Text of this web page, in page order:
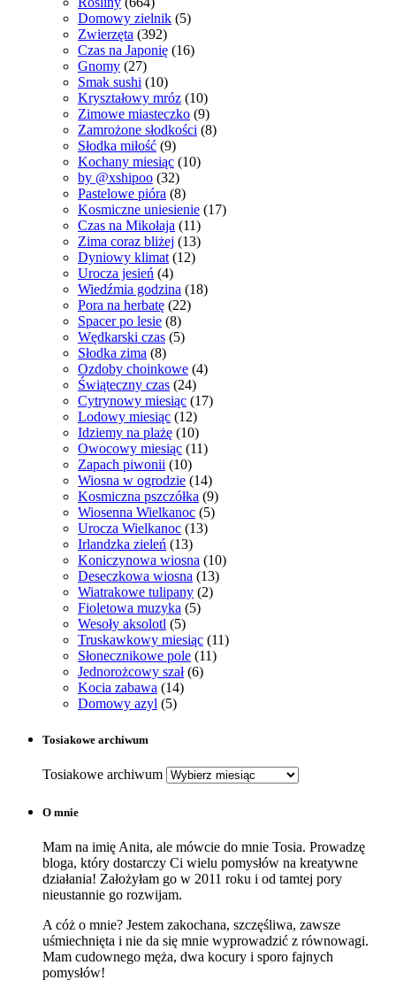
Domowy zielnik (5)
Zwierzęta (392)
Czas na Japonię (16)
Gnomy (27)
Smak sushi (10)
Kryształowy mróz (10)
Zimowe miasteczko (9)
Zamrożone słodkości (8)
Słodka miłość (9)
Kochany miesiąc (10)
by @xshipoo (32)
Pastelowe pióra (8)
Kosmiczne uniesienie (17)
Czas na Mikołaja (11)
Zima coraz bliżej (13)
Dyniowy klimat (12)
Urocza jesień (4)
Wiedźmia godzina (18)
Pora na herbatę (22)
Spacer po lesie (8)
Wędkarski czas (5)
Słodka zima (8)
Ozdoby choinkowe (4)
Świąteczny czas (24)
Cytrynowy miesiąc (17)
Lodowy miesiąc (12)
Idziemy na plażę (10)
Owocowy miesiąc (11)
Zapach piwonii (10)
Wiosna w ogrodzie (14)
Kosmiczna pszczółka (9)
Wiosenna Wielkanoc (5)
Urocza Wielkanoc (13)
Irlandzka zieleń (13)
Koniczynowa wiosna (10)
Deseczkowa wiosna (13)
Wiatrakowe tulipany (2)
Fioletowa muzyka (5)
Wesoły aksolotl (5)
Truskawkowy miesiąc (11)
Słonecznikowe pole (11)
Jednorożcowy szał (6)
Kocia zabawa (14)
Domowy azyl (5)
Tosiakowe archiwum
Tosiakowe archiwum
O mnie
Mam na imię Anita, ale mówcie do mnie Tosia. Prowadzę
bloga, który dostarczy Ci wielu pomysłów na kreatywne
działania! Założyłam go w 2011 roku i od tamtej pory
nieustannie go rozwijam.
A cóż o mnie? Jestem zakochana, szczęśliwa, zawsze
uśmiechnięta i nie da się mnie wyprowadzić z równowagi.
Mam cudownego męża, dwa kocury i sporo fajnych
pomysłów!